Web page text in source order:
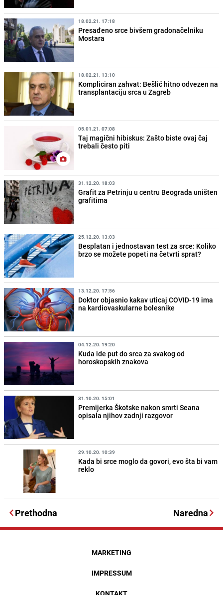
18.02.21. 17:18
Presađeno srce bivšem gradonačelniku
Mostara
18.02.21. 13:10
Kompliciran zahvat: Bešlić hitno odvezen na
transplantaciju srca u Zagreb
05.01.21. 07:08
Taj magični hibiskus: Zašto biste ovaj čaj
trebali često piti
31.12.20. 18:03
Grafit za Petrinju u centru Beograda uništen
grafitima
25.12.20. 13:03
Besplatan i jednostavan test za srce: Koliko
brzo se možete popeti na četvrti sprat?
13.12.20. 17:56
Doktor objasnio kakav uticaj COVID-19 ima
na kardiovaskularne bolesnike
04.12.20. 19:20
Kuda ide put do srca za svakog od
horoskopskih znakova
31.10.20. 15:01
Premijerka Škotske nakon smrti Seana
opisala njihov zadnji razgovor
29.10.20. 10:39
Kada bi srce moglo da govori, evo šta bi vam
reklo
Prethodna Naredna
MARKETING
IMPRESSUM